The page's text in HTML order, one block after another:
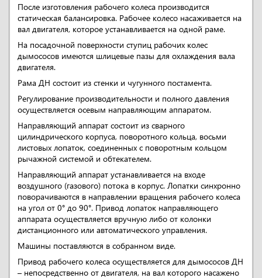
После изготовления рабочего колеса производится
статическая балансировка. Рабочее колесо насаживается на
вал двигателя, которое устанавливается на одной раме.
На посадочной поверхности ступиц рабочих колес
дымососов имеются шлицевые пазы для охлаждения вала
двигателя.
Рама ДН состоит из стенки и чугунного постамента.
Регулирование производительности и полного давления
осуществляется осевым направляющим аппаратом.
Направляющий аппарат состоит из сварного
цилиндрического корпуса, поворотного кольца, восьми
листовых лопаток, соединенных с поворотным кольцом
рычажной системой и обтекателем.
Направляющий аппарат устанавливается на входе
воздушного (газового) потока в корпус. Лопатки синхронно
поворачиваются в направлении вращения рабочего колеса
на угол от 0° до 90°. Привод лопаток направляющего
аппарата осуществляется вручную либо от колонки
дистанционного или автоматического управления.
Машины поставляются в собранном виде.
Привод рабочего колеса осуществляется для дымососов ДН
– непосредственно от двигателя, на вал которого насажено